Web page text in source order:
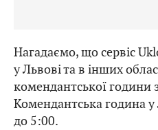
Нагадаємо, що сервіс
у Львові та в інших
комендантської години
Комендантська година у
до 5:00.